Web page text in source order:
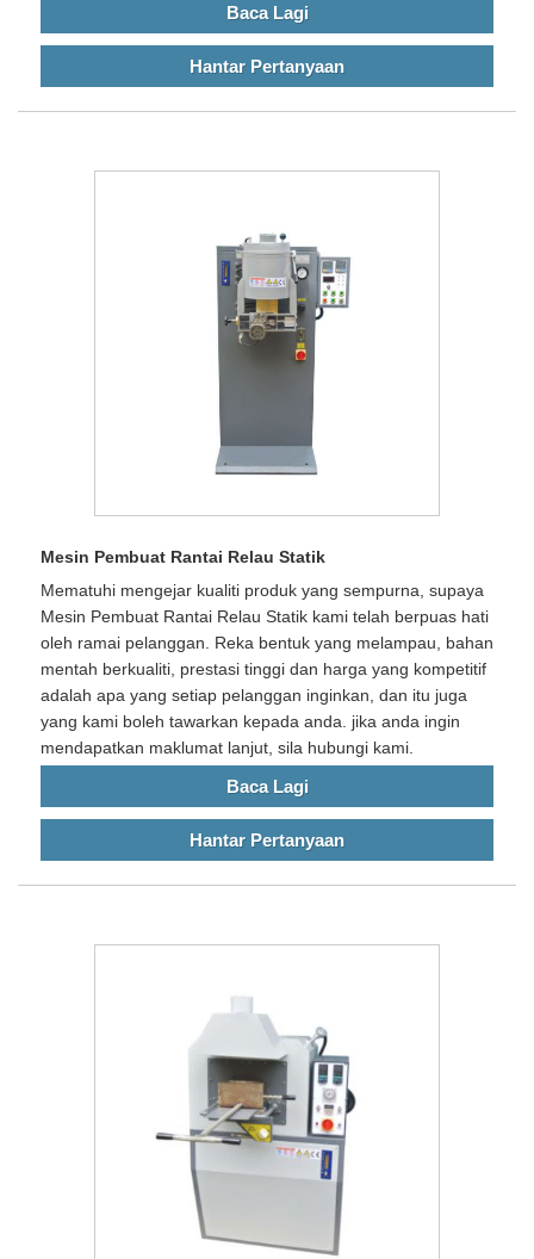
Baca Lagi
Hantar Pertanyaan
Mesin Pembuat Rantai Relau Statik
Mematuhi mengejar kualiti produk yang sempurna, supaya
Mesin Pembuat Rantai Relau Statik kami telah berpuas hati
oleh ramai pelanggan. Reka bentuk yang melampau, bahan
mentah berkualiti, prestasi tinggi dan harga yang kompetitif
adalah apa yang setiap pelanggan inginkan, dan itu juga
yang kami boleh tawarkan kepada anda. jika anda ingin
mendapatkan maklumat lanjut, sila hubungi kami.
Baca Lagi
Hantar Pertanyaan